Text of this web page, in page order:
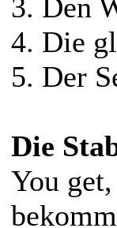
3. Den
4. Die
5. Der
Die
You